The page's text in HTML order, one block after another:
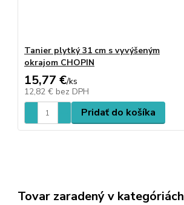
Tanier plytký 31 cm s vyvýšeným
okrajom CHOPIN
15,77 €/ks
12,82 € bez DPH
Pridať do košíka
Tovar zaradený v kategóriách